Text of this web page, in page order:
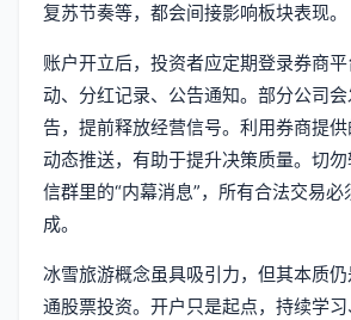
复苏节奏等，都会间接影响板块表现。
账户开立后，投资者应定期登录券商
动、分红记录、公告通知。部分公司
告，提前释放经营信号。利用券商提
动态推送，有助于提升决策质量。切
信群里的“内幕消息”，所有合法交易
成。
冰雪旅游概念虽具吸引力，但其本质
通股票投资。开户只是起点，持续学